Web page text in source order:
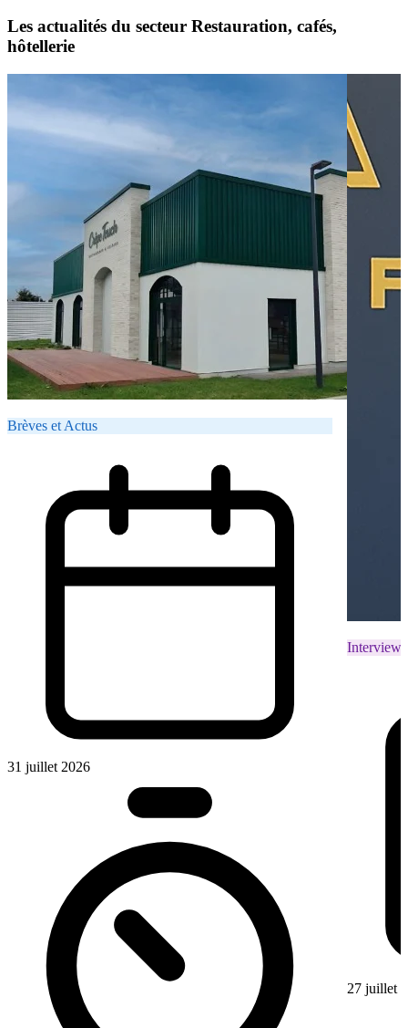
Les actualités du secteur Restauration, cafés,
hôtellerie
Brèves et Actus
31 juillet 2026
Interviews
27 juillet